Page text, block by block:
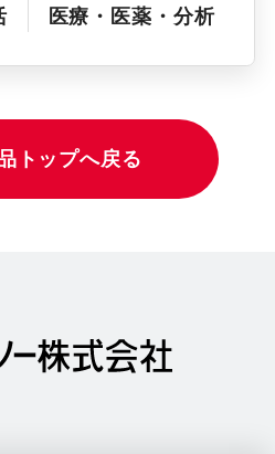
医療・医薬・分析
トップへ戻る